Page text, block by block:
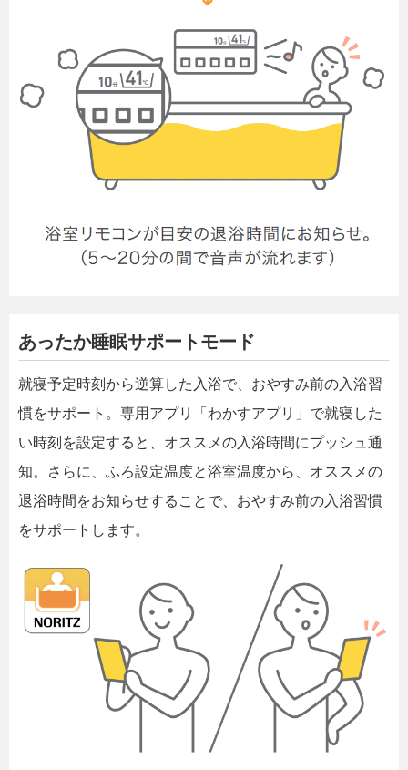
あったか睡眠サポートモード
就寝予定時刻から逆算した入浴で、おやすみ前の入浴習
慣をサポート。専用アプリ「わかすアプリ」で就寝した
い時刻を設定すると、オススメの入浴時間にプッシュ通
知。さらに、ふろ設定温度と浴室温度から、オススメの
退浴時間をお知らせすることで、おやすみ前の入浴習慣
をサポートします。